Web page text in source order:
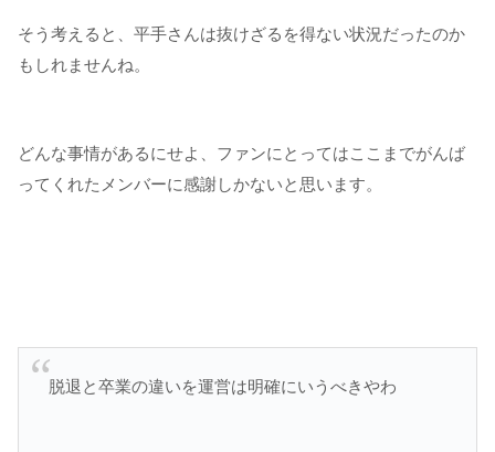
そう考えると、平手さんは抜けざるを得ない状況だったのか
もしれませんね。
どんな事情があるにせよ、ファンにとってはここまでがんば
ってくれたメンバーに感謝しかないと思います。
脱退と卒業の違いを運営は明確にいうべきやわ